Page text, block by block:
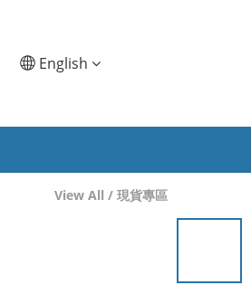
English
View All / 現貨專區